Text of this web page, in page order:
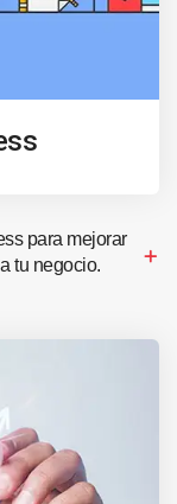
para mejorar
tu negocio.